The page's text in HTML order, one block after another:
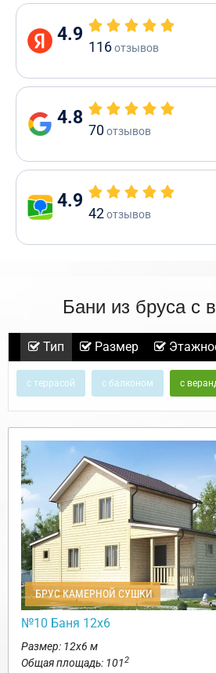
4.9
116отзывов
4.8
70отзывов
4.9
42отзывов
Бани из бруса с
Тип Размер
с террасой с балконом с
БРУС КАМЕРНОЙ СУШКИ
№10 Баня 12х6
Размер: 12х6 м
Общая площадь: 1012